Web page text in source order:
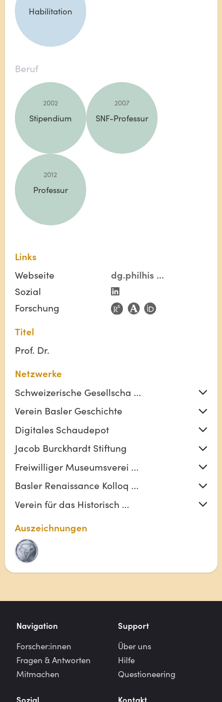
Habilitation
Beruf
2002
Stipendium
2007
SNF-Professur
2012
Professur
Links
Webseite
dg.philhis ...
Sozial
Forschung
Titel
Prof. Dr.
Netzwerke
Schweizerische Gesellscha ...
Verein Basler Geschichte
Digitales Schaudepot
Jacob Burckhardt Stiftung
Freiwilliger Museumsverei ...
Basler Renaissance Kolloq ...
Verein für das Historisch ...
Auszeichnungen
Navigation
Forscher:innen
Fragen & Antworten
Mitmachen
Support
Über uns
Hilfe
Questioneering
Sozial
Kontakt